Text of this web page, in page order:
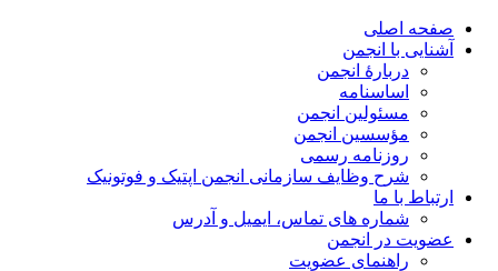
صفحه اصلی
آشنایی با انجمن
دربارۀ انجمن
اساسنامه
مسئولین انجمن
مؤسسین انجمن
روزنامه رسمی
شرح وظایف سازمانی انجمن اپتیک و فوتونیک
ارتباط با ما
شماره های تماس، ایمیل و آدرس
عضویت در انجمن
راهنمای عضویت